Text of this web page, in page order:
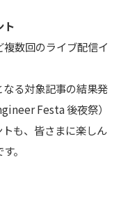
ト
数回のライブ配信イ
る対象記事の結果発
Festa 後夜祭）
も、皆さまに楽しん
。